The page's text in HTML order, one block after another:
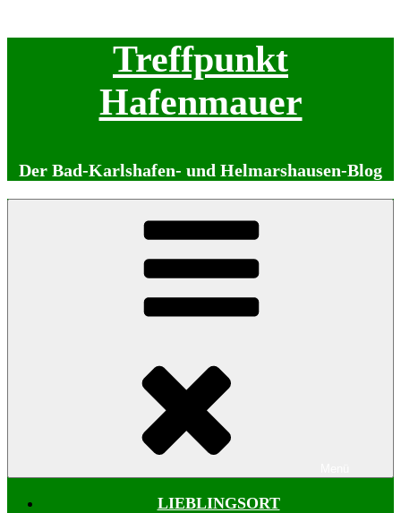
Treffpunkt
Hafenmauer
Der Bad-Karlshafen- und Helmarshausen-Blog
LIEBLINGSORT